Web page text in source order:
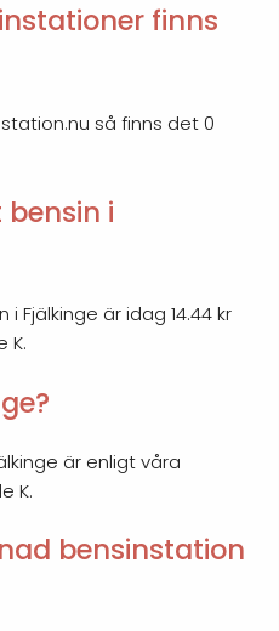
finns
så finns det 0
i
Fjälkinge är idag 14.44 kr
K.
är enligt våra
K.
bensinstation